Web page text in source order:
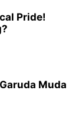
Pride!
Muda